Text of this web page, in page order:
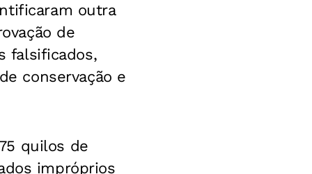
outra
de
falsificados,
conservação e
quilos de
impróprios